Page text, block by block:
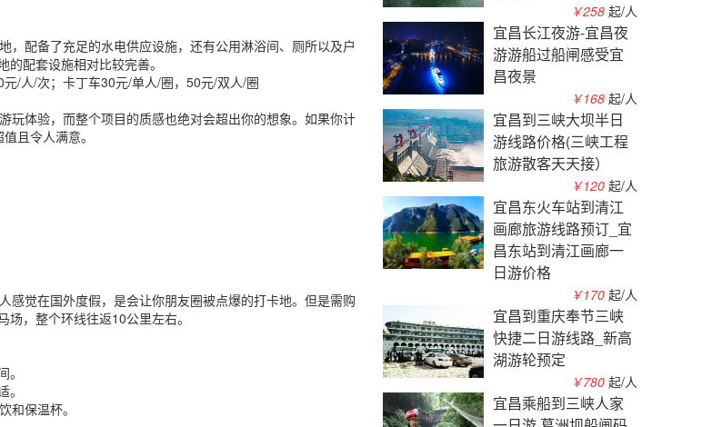
配备了充足的水电供应设施，还有公用淋浴间、厕所以及户
配套设施相对比较完善。
/人/次；卡丁车30元/单人/圈，50元/双人/圈
体验，而整个项目的质感也绝对会超出你的想象。如果你计
且令人满意。
觉在国外度假，是会让你朋友圈被点爆的打卡地。但是需购
，整个环线往返10公里左右。
保温杯。
￥258起/人
宜昌长江夜游-宜昌夜
游游船过船闸感受宜
昌夜景
￥168起/人
宜昌到三峡大坝半日
游线路价格(三峡工程
旅游散客天天接）
￥120起/人
宜昌东火车站到清江
画廊旅游线路预订_宜
昌东站到清江画廊一
日游价格
￥170起/人
宜昌到重庆奉节三峡
快捷二日游线路_新高
湖游轮预定
￥780起/人
宜昌乘船到三峡人家